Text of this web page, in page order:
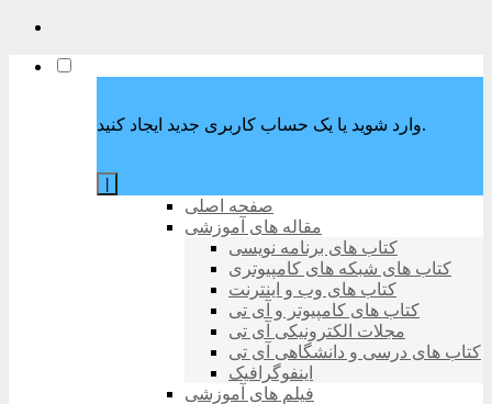
وارد شوید یا یک حساب کاربری جدید ایجاد کنید.
صفحه اصلی
مقاله های آموزشی
کتاب های برنامه نویسی
کتاب های شبکه های کامپیوتری
کتاب های وب و اینترنت
کتاب های کامپیوتر و آی تی
مجلات الکترونیکی آی تی
کتاب های درسی و دانشگاهی آی تی
اینفوگرافیک
فیلم های آموزشی